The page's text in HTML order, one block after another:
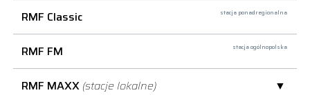
RMF Classic stacja ponadregionalna
RMF FM stacja ogólnopolska
RMF MAXX (stacje lokalne)